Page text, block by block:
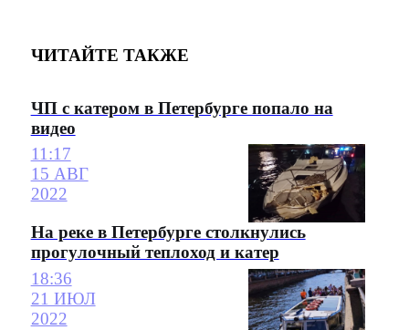
ЧИТАЙТЕ ТАКЖЕ
ЧП с катером в Петербурге попало на
видео
11:17
15 АВГ
2022
На реке в Петербурге столкнулись
прогулочный теплоход и катер
18:36
21 ИЮЛ
2022